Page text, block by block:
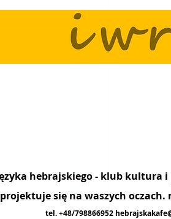
projektuje się na waszych oczach.
tel. +48/798866952